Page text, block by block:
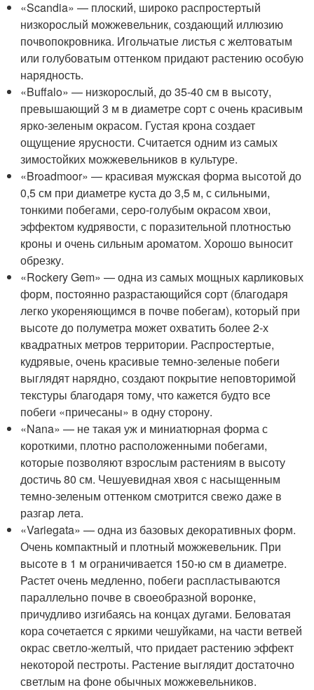
«Scandia» — плоский, широко распростертый
низкорослый можжевельник, создающий иллюзию
почвопокровника. Игольчатые листья с желтоватым
или голубоватым оттенком придают растению особую
нарядность.
«Buffalo» — низкорослый, до 35-40 см в высоту,
превышающий 3 м в диаметре сорт с очень красивым
ярко-зеленым окрасом. Густая крона создает
ощущение ярусности. Считается одним из самых
зимостойких можжевельников в культуре.
«Broadmoor» — красивая мужская форма высотой до
0,5 см при диаметре куста до 3,5 м, с сильными,
тонкими побегами, серо-голубым окрасом хвои,
эффектом кудрявости, с поразительной плотностью
кроны и очень сильным ароматом. Хорошо выносит
обрезку.
«Rockery Gem» — одна из самых мощных карликовых
форм, постоянно разрастающийся сорт (благодаря
легко укореняющимся в почве побегам), который при
высоте до полуметра может охватить более 2-х
квадратных метров территории. Распростертые,
кудрявые, очень красивые темно-зеленые побеги
выглядят нарядно, создают покрытие неповторимой
текстуры благодаря тому, что кажется будто все
побеги «причесаны» в одну сторону.
«Nana» — не такая уж и миниатюрная форма с
короткими, плотно расположенными побегами,
которые позволяют взрослым растениям в высоту
достичь 80 см. Чешуевидная хвоя с насыщенным
темно-зеленым оттенком смотрится свежо даже в
разгар лета.
«Variegata» — одна из базовых декоративных форм.
Очень компактный и плотный можжевельник. При
высоте в 1 м ограничивается 150-ю см в диаметре.
Растет очень медленно, побеги распластываются
параллельно почве в своеобразной воронке,
причудливо изгибаясь на концах дугами. Беловатая
кора сочетается с яркими чешуйками, на части ветвей
окрас светло-желтый, что придает растению эффект
некоторой пестроты. Растение выглядит достаточно
светлым на фоне обычных можжевельников.